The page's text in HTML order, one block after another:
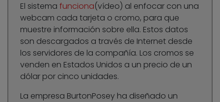
El sistema funciona(vídeo) al enfocar con una
webcam cada tarjeta o cromo, para que
muestre información sobre ella. Estos datos
son descargados a través de Internet desde
los servidores de la compañía. Los cromos se
venden en Estados Unidos a un precio de un
dólar por cinco unidades.
La empresa BurtonPosey ha diseñado un